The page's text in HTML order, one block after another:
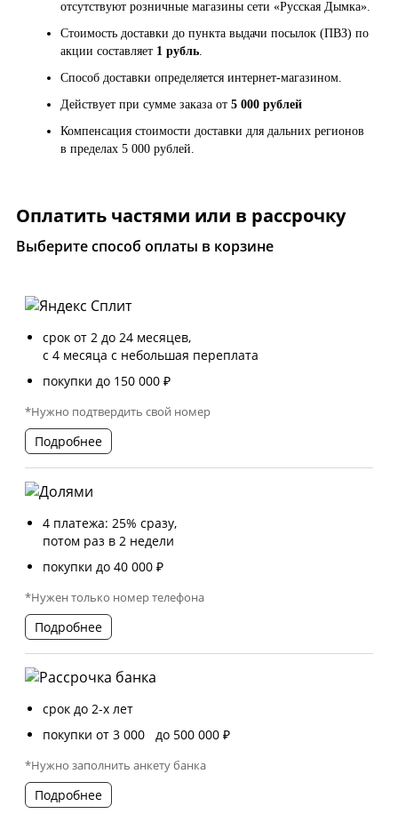
отсутствуют розничные магазины сети «Русская Дымка».
Стоимость доставки до пункта выдачи посылок (ПВЗ) по
акции составляет 1 рубль.
Способ доставки определяется интернет-магазином.
Действует при сумме заказа от 5 000 рублей
Компенсация стоимости доставки для дальних регионов
в пределах 5 000 рублей.
Оплатить частями или в рассрочку
Выберите способ оплаты в корзине
срок от 2 до 24 месяцев,
с 4 месяца с небольшая переплата
покупки до 150 000 ₽
*Нужно подтвердить свой номер
Подробнее
4 платежа: 25% сразу,
потом раз в 2 недели
покупки до 40 000 ₽
*Нужен только номер телефона
Подробнее
срок до 2-х лет
покупки от 3 000 до 500 000 ₽
*Нужно заполнить анкету банка
Подробнее